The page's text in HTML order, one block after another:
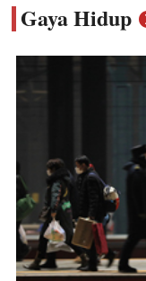
Gaya Hidup